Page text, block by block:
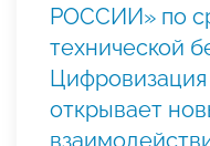
РОССИИ» по
технической
открывает